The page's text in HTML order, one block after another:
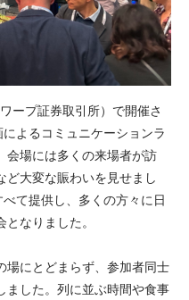
ープ証券取引所）で開催さ
よるコミュニケーションラ
会場には多くの来場者が訪
大変な賑わいを見せまし
て提供し、多くの方々に日
なりました。
場にとどまらず、参加者同士
ました。列に並ぶ時間や食事